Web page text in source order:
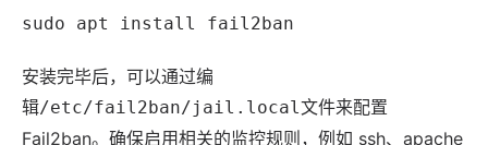
sudo apt install fail2ban
安装完毕后，可以通过编
辑/etc/fail2ban/jail.local文件来配置
Fail2ban。确保启用相关的监控规则，例如 ssh、 apache